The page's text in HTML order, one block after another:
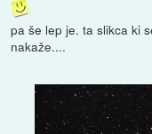
pa še lep je. ta slikca ki
nakaže....